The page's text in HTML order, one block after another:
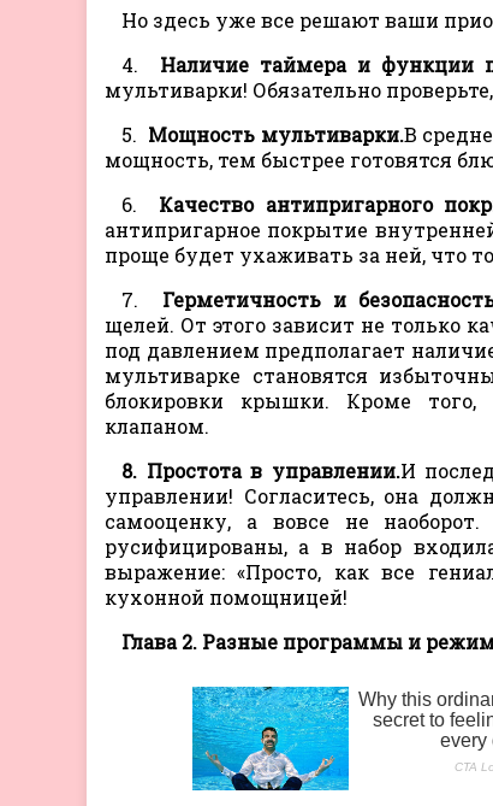
Но здесь уже все решают ваши
4. Наличие таймера и функции
мультиварки! Обязательно
5. Мощность мультиварки.В
мощность, тем быстрее готовятся
6. Качество антипригарного
антипригарное покрытие
проще будет ухаживать за ней, что
7. Герметичность и
щелей. От этого зависит не только
под давлением предполагает
мультиварке становятся
блокировки крышки. Кроме
клапаном.
8. Простота в управлении.И
управлении! Согласитесь, она
самооценку, а вовсе не
русифицированы, а в набор
выражение: «Просто, как все
кухонной помощницей!
Глава 2. Разные программы и